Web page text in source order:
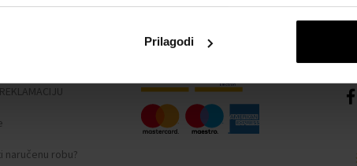
Prilagodi
naručenu robu?